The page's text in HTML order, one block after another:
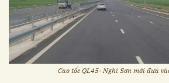
Cao tốc QL45- Nghi Sơn mới đưa